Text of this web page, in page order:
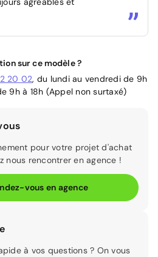
sur ce modèle ?
20 02, du lundi au vendredi de 9h
9h à 18h (Appel non surtaxé)
pour votre projet d'achat
nous rencontrer en agence !
vous en agence
à vos questions ? On vous